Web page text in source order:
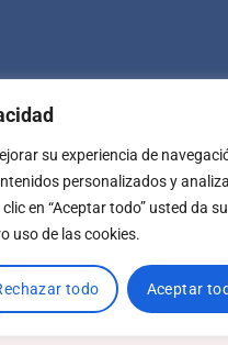
su experiencia de
personalizados y
en “Aceptar todo” usted da su
uso de las cookies.
todo Aceptar
Aviso legal